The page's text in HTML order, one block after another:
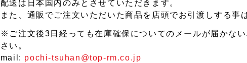
配送は日本国内のみとさせていただきます。
また、通販でご注文いただいた商品を店頭でお引渡しする事
※ご注文後3日経っても在庫確保についてのメールが届かな
さい。
mail: pochi-tsuhan@top-rm.co.jp